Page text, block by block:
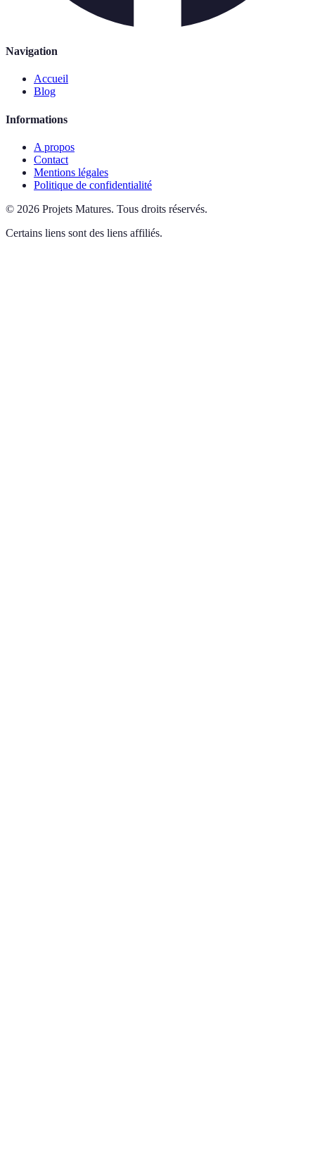
Navigation
Accueil
Blog
Informations
A propos
Contact
Mentions légales
Politique de confidentialité
© 2026 Projets Matures. Tous droits réservés.
Certains liens sont des liens affiliés.